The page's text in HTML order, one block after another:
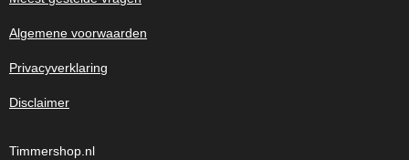
Algemene voorwaarden
Privacyverklaring
Disclaimer
Timmershop.nl